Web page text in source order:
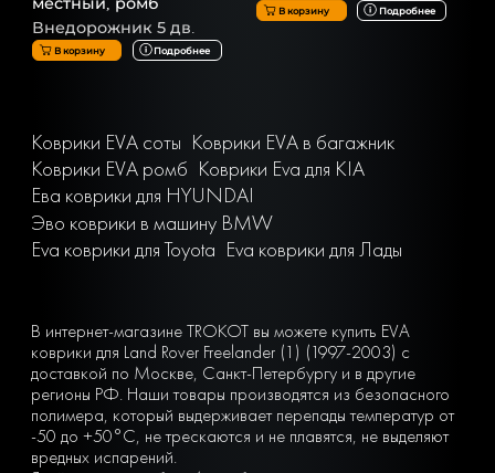
Внедорожник 5 дв.
В корзину Подробнее
В корзину Подробнее
Коврики EVA соты Коврики EVA в багажник
Коврики EVA ромб Коврики Eva для KIA
Ева коврики для HYUNDAI
Эво коврики в машину BMW
Eva коврики для Toyota Eva коврики для Лады
В интернет-магазине TROKOT вы можете купить EVA
коврики для Land Rover Freelander (1) (1997-2003) с
доставкой по Москве, Санкт-Петербургу и в другие
регионы РФ. Наши товары производятся из безопасного
полимера, который выдерживает перепады температур от
-50 до +50°С, не трескаются и не плавятся, не выделяют
вредных испарений.